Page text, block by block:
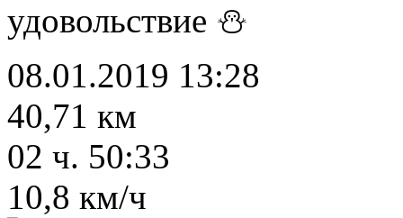
удовольствие ⛄
08.01.2019 13:28
40,71 км
02 ч. 50:33
10,8 км/ч